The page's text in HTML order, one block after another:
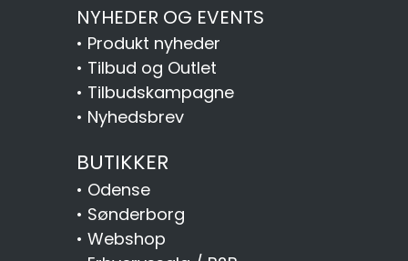
NYHEDER OG EVENTS
• Produkt nyheder
• Tilbud og Outlet
• Tilbudskampagne
• Nyhedsbrev
BUTIKKER
• Odense
• Sønderborg
• Webshop